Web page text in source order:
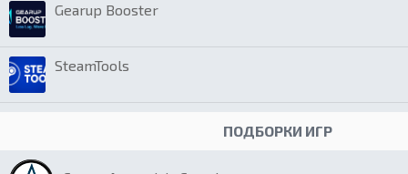
Gearup Booster
SteamTools
ПОДБОРКИ ИГР